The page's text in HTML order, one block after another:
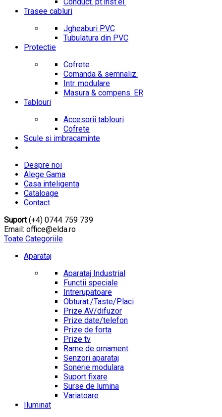
Trasee cabluri
Jgheaburi PVC
Tubulatura din PVC
Protectie
Cofrete
Comanda & semnaliz.
Intr. modulare
Masura & compens. ER
Tablouri
Accesorii tablouri
Cofrete
Scule si imbracaminte
Despre noi
Alege Gama
Casa inteligenta
Cataloage
Contact
Suport(+4) 0744 759 739
Email: office@elda.ro
Toate Categoriile
Aparataj
Aparataj Industrial
Functii speciale
Intrerupatoare
Obturat./Taste/Placi
Prize AV/difuzor
Prize date/telefon
Prize de forta
Prize tv
Rame de ornament
Senzori aparataj
Sonerie modulara
Suport fixare
Surse de lumina
Variatoare
Iluminat